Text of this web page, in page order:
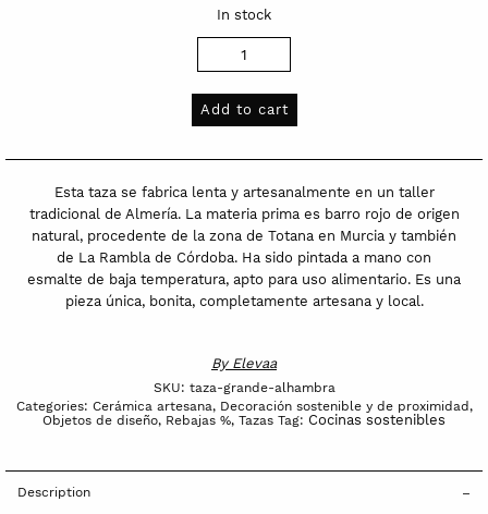
In stock
Add to cart
Esta taza se fabrica lenta y artesanalmente en un taller
tradicional de Almería. La materia prima es barro rojo de origen
natural, procedente de la zona de Totana en Murcia y también
de La Rambla de Córdoba. Ha sido pintada a mano con
esmalte de baja temperatura, apto para uso alimentario. Es una
pieza única, bonita, completamente artesana y local.
By Elevaa
SKU: taza-grande-alhambra
Categories: Cerámica artesana, Decoración sostenible y de proximidad,
Objetos de diseño, Rebajas %, Tazas Tag: Cocinas sostenibles
Description